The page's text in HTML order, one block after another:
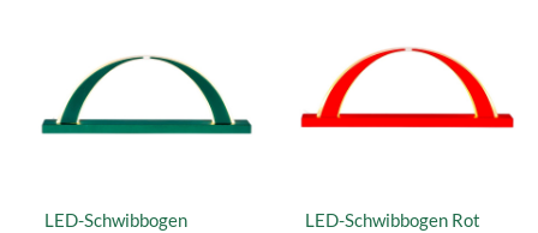
LED-Schwibbogen
LED-Schwibbogen Rot